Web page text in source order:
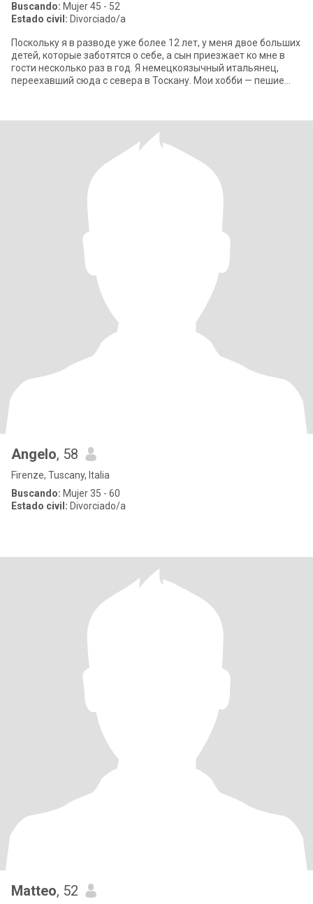
Buscando: Mujer 45 - 52
Estado civil: Divorciado/a
Поскольку я в разводе уже более 12 лет, у меня двое больших
детей, которые заботятся о себе, а сын приезжает ко мне в
гости несколько раз в год. Я немецкоязычный итальянец,
переехавший сюда с севера в Тоскану. Мои хобби — пешие
Angelo, 58
Firenze, Tuscany, Italia
Buscando: Mujer 35 - 60
Estado civil: Divorciado/a
Matteo, 52